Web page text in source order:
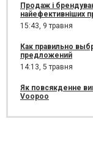
Продаж і
найефективніших
15:43, 9 травня
Как правильно
предложений
14:13, 5 травня
Як повсякденне
Voopoo